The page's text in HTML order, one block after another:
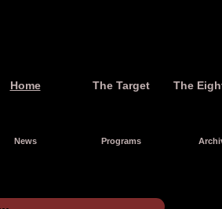
Home The Target The
News Programs